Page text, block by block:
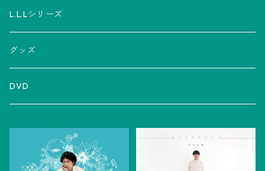
CD
アルバム
ミニアルバム
LPレコード
グッズ
Tシャツ
チケット
L.L.Lシリーズ
グッズ
DVD